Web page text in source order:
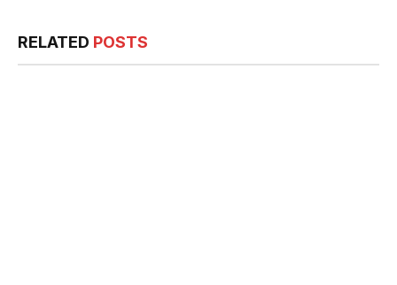
RELATED POSTS